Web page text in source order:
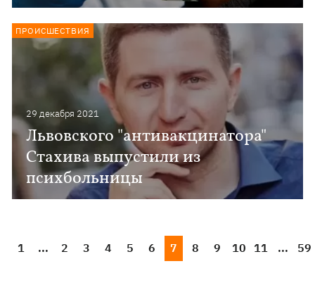
29 декабря 2021
Львовского "антивакцинатора"
Стахива выпустили из
психбольницы
ПРОИСШЕСТВИЯ
1 ... 2 3 4 5 6 7 8 9 10 11 ... 59